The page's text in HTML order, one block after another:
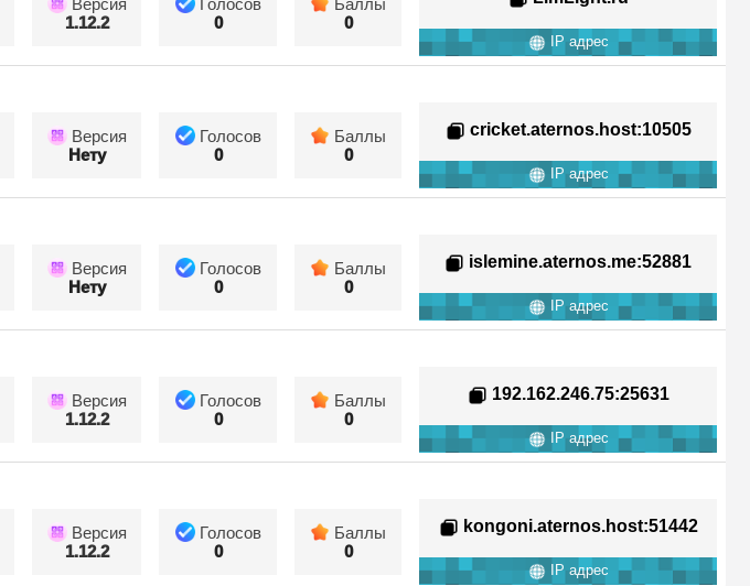
1.12.2
0
0
IP адрес
Версия
Нету
Голосов
0
Баллы
0
cricket.aternos.host:10505
IP адрес
Версия
Нету
Голосов
0
Баллы
0
islemine.aternos.me:52881
IP адрес
Версия
1.12.2
Голосов
0
Баллы
0
192.162.246.75:25631
IP адрес
Версия
1.12.2
Голосов
0
Баллы
0
kongoni.aternos.host:51442
IP адрес